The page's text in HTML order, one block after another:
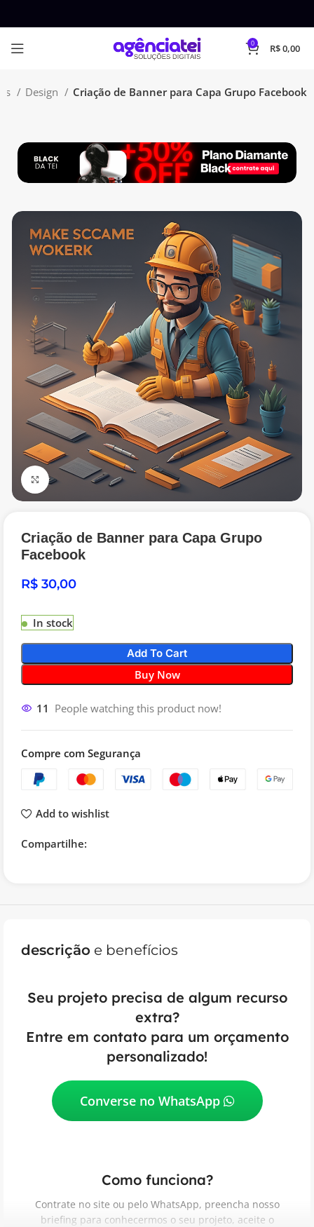
0 R$0,00
Design Criação de Banner para Capa Grupo Facebook
Click to enlarge
Criação de Banner para Capa Grupo
Facebook
R$
In stock
Add To Cart
Buy Now
11 People watching this product now!
Compre com Segurança
Add to wishlist
Compartilhe:
descrição e benefícios
Seu projeto precisa de algum recurso
extra?
Entre em contato para um orçamento
personalizado!
Converse no WhatsApp
Como funciona?
Contrate no site ou pelo WhatsApp, preencha nosso
briefing para conhecermos o seu projeto, aceite o